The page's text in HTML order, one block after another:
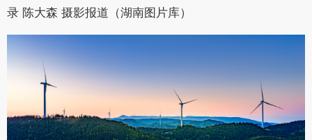
录 陈大森 摄影报道（湖南图片库）